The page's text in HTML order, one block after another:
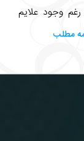
وجود علایم
مطلب